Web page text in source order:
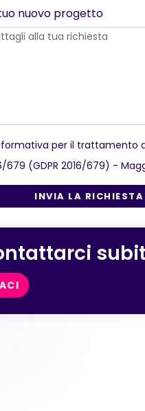
nuovo progetto
per il trattamento
679 (GDPR 2016/679) -
INVIA LA